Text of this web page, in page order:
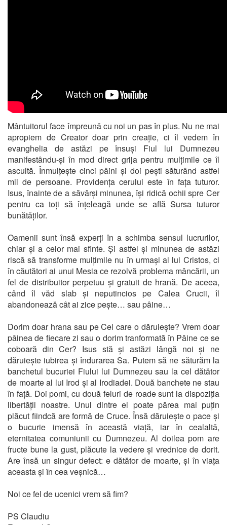
Mântuitorul face împreună cu noi un pas în plus. Nu ne mai
apropiem de Creator doar prin creație, ci îl vedem în
evanghelia de astăzi pe însuși Fiul lui Dumnezeu
manifestându-și în mod direct grija pentru mulțimile ce îl
ascultă. Înmulțește cinci pâini și doi pești săturând astfel
mii de persoane. Providența cerului este în fața tuturor.
Isus, înainte de a săvârși minunea, își ridică ochii spre Cer
pentru ca toți să înțeleagă unde se află Sursa tuturor
bunătăților.
Oamenii sunt însă experți în a schimba sensul lucrurilor,
chiar și a celor mai sfinte. Și astfel și minunea de astăzi
riscă să transforme mulțimile nu în urmași ai lui Cristos, ci
în căutători ai unui Mesia ce rezolvă problema mâncării, un
fel de distribuitor perpetuu și gratuit de hrană. De aceea,
când îl văd slab și neputincios pe Calea Crucii, îl
abandonează cât ai zice pește… sau pâine…
Dorim doar hrana sau pe Cel care o dăruiește? Vrem doar
pâinea de fiecare zi sau o dorim tranformată în Pâine ce se
coboară din Cer? Isus stă și astăzi lângă noi și ne
dăruiește iubirea și îndurarea Sa. Putem să ne săturăm la
banchetul bucuriei Fiului lui Dumnezeu sau la cel dătător
de moarte al lui Irod și al Irodiadei. Două banchete ne stau
în față. Doi pomi, cu două feluri de roade sunt la dispoziția
libertății noastre. Unul dintre ei poate părea mai puțin
plăcut fiindcă are formă de Cruce. Însă dăruiește o pace și
o bucurie imensă în această viață, iar în cealaltă,
eternitatea comuniunii cu Dumnezeu. Al doilea pom are
fructe bune la gust, plăcute la vedere și vrednice de dorit.
Are însă un singur defect: e dătător de moarte, și în viața
aceasta și în cea veșnică…
Noi ce fel de ucenici vrem să fim?
PS Claudiu